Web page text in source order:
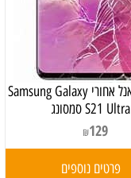
‏החלפת פאנל אחורי Samsung Galaxy
S21 Ultra סמסונג
₪129
פרטים נוספים